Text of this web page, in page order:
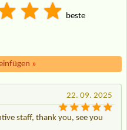
beste
»
22. 09. 2025
staff, thank you, see you